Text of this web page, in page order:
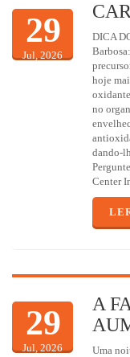
29
Jul, 2026
DICA
hoje
no
dando-
Center
29
Jul, 2026
A
Uma